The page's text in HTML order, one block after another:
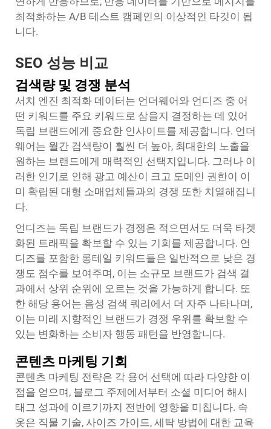
최적화하는 A/B 테스트 캠페인의 이상적인 타깃이 됩
니다.
SEO 성능 비교
검색량 및 경쟁 분석
서치 엔진 최적화 데이터는 언더웨어와 언디즈 중 어
떤 키워드를 주요 키워드로 삼을지 결정하는 데 있어
독립 브랜드에게 중요한 인사이트를 제공합니다. 언더
웨어는 월간 검색량이 훨씬 더 높아, 최대한의 노출을
원하는 브랜드에게 매력적인 선택지입니다. 그러나 이
러한 인기로 인해 광고 예산이 크고 도메인 권한이 이
미 확립된 대형 소매업체들과의 경쟁 또한 치열해집니
다.
언디즈는 독립 브랜드가 경쟁은 적으면서도 더욱 타겟
화된 트래픽을 확보할 수 있는 기회를 제공합니다. 언
디즈를 포함한 롱테일 키워드들은 일반적으로 낮은 경
쟁도 점수를 보여주며, 이는 소규모 브랜드가 검색 결
과에서 상위 순위에 오르는 것을 가능하게 합니다. 또
한 해당 용어는 음성 검색 쿼리에서 더 자주 나타나며,
이는 미래 지향적인 브랜드가 경쟁 우위를 확보할 수
있는 변화하는 소비자 행동 패턴을 반영합니다.
콘텐츠 마케팅 기회
콘텐츠 마케팅 전략은 각 용어 선택에 따라 다양한 이
점을 얻으며, 블로그 주제에서부터 소셜 미디어 해시
태그 성과에 이르기까지 전반에 영향을 미칩니다. 속
옷은 직물 기술, 사이즈 가이드, 세탁 방법에 대한 교육